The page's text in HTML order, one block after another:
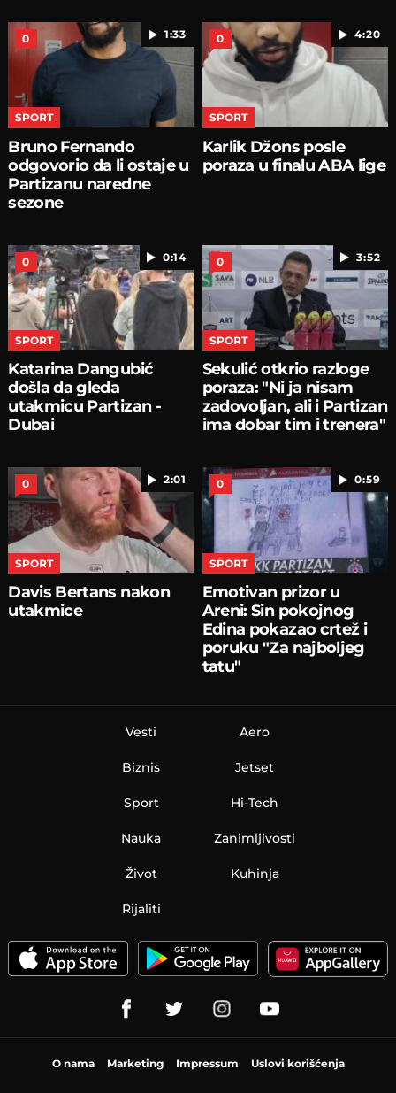
1:33
0
SPORT
Bruno Fernando
odgovorio da li ostaje u
Partizanu naredne
sezone
4:20
0
SPORT
Karlik Džons posle
poraza u finalu ABA lige
0:14
0
SPORT
Katarina Dangubić
došla da gleda
utakmicu Partizan -
Dubai
3:52
0
SPORT
Sekulić otkrio razloge
poraza: "Ni ja nisam
zadovoljan, ali i Partizan
ima dobar tim i trenera"
2:01
0
SPORT
Davis Bertans nakon
utakmice
0:59
0
SPORT
Emotivan prizor u
Areni: Sin pokojnog
Edina pokazao crtež i
poruku "Za najboljeg
tatu"
Vesti
Biznis
Sport
Nauka
Aero
Jetset
Hi-Tech
Zanimljivosti
Život Kuhinja
Rijaliti
O nama Marketing Impressum Uslovi korišćenja